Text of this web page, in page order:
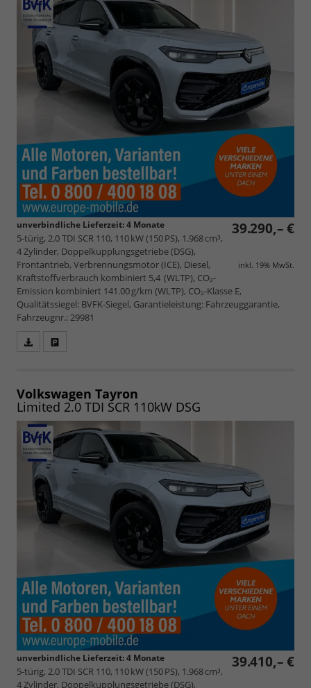
39.290,– €
inkl. 19% MwSt.
unverbindliche Lieferzeit:4 Monate
5-türig, 2.0 TDI SCR 110, 110 kW (150 PS), 1.968 cm³,
4 Zylinder, Doppelkupplungsgetriebe (DSG),
Frontantrieb, Verbrennungsmotor (ICE), Diesel,
Kraftstoffverbrauch kombiniert 5,4 (WLTP), CO₂-
Emission kombiniert 141.00 g/km (WLTP), CO₂-Klasse E,
Qualitätssiegel: BVFK-Siegel, Garantieleistung: Fahrzeuggarantie,
Fahrzeugnr.: 29981
speichern/drucken
Volkswagen Tayron
Limited 2.0 TDI SCR 110kW DSG
39.410,– €
unverbindliche Lieferzeit:4 Monate
5-türig, 2.0 TDI SCR 110, 110 kW (150 PS), 1.968 cm³,
4 Zylinder, Doppelkupplungsgetriebe (DSG),